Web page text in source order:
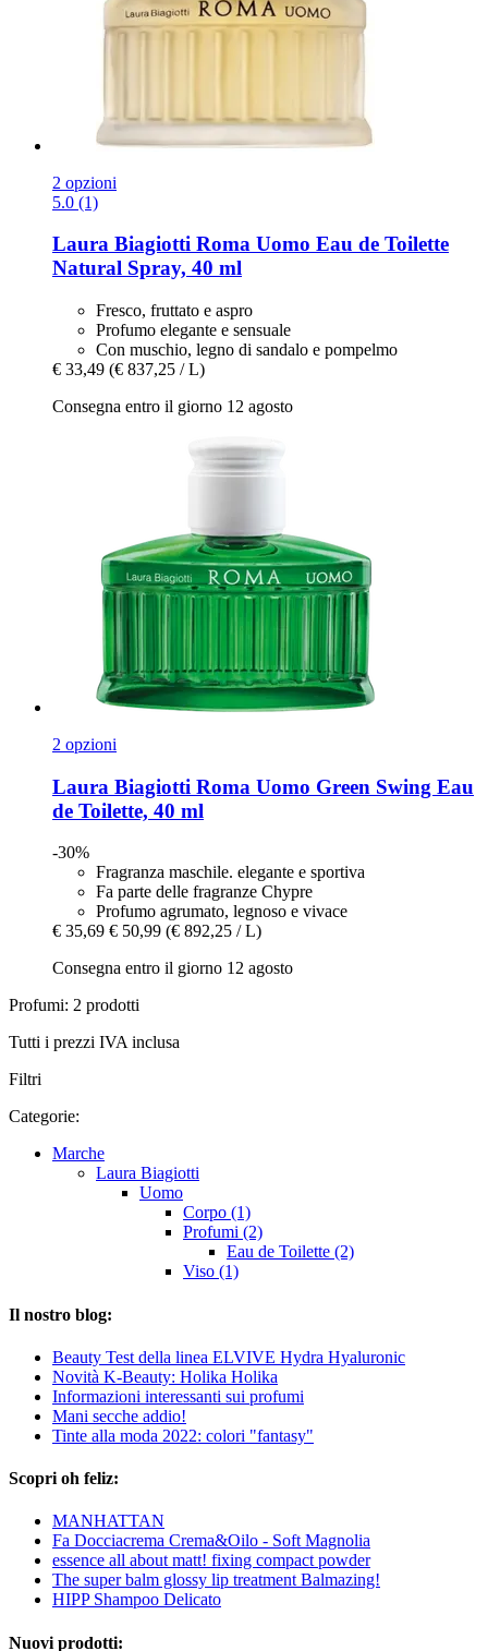
2 opzioni
5.0 (1)
Laura Biagiotti Roma Uomo Eau de Toilette
Natural Spray, 40 ml
Fresco, fruttato e aspro
Profumo elegante e sensuale
Con muschio, legno di sandalo e pompelmo
€ 33,49 (€ 837,25 / L)
Consegna entro il giorno 12 agosto
2 opzioni
Laura Biagiotti Roma Uomo Green Swing Eau
de Toilette, 40 ml
-30%
Fragranza maschile. elegante e sportiva
Fa parte delle fragranze Chypre
Profumo agrumato, legnoso e vivace
€ 35,69 € 50,99 (€ 892,25 / L)
Consegna entro il giorno 12 agosto
Profumi: 2 prodotti
Tutti i prezzi IVA inclusa
Filtri
Categorie:
Marche
Laura Biagiotti
Uomo
Corpo (1)
Profumi (2)
Eau de Toilette (2)
Viso (1)
Il nostro blog:
Beauty Test della linea ELVIVE Hydra Hyaluronic
Novità K-Beauty: Holika Holika
Informazioni interessanti sui profumi
Mani secche addio!
Tinte alla moda 2022: colori "fantasy"
Scopri oh feliz:
MANHATTAN
Fa Docciacrema Crema&Oilo - Soft Magnolia
essence all about matt! fixing compact powder
The super balm glossy lip treatment Balmazing!
HIPP Shampoo Delicato
Nuovi prodotti: